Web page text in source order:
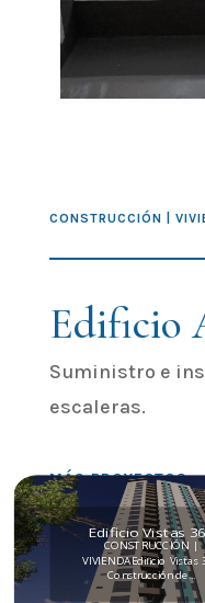
CONSTRUCCIÓN |
Edificio
Suministro e
escaleras.
MÁS PROYECTOS
Edificio Vistas
CONSTRUCCIÓN |
VIVIENDAEdificio Vistas
Construcción de...